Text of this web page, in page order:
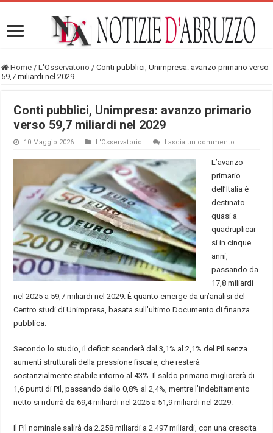
Home / L'Osservatorio / Conti pubblici, Unimpresa: avanzo primario verso
59,7 miliardi nel 2029
Conti pubblici, Unimpresa: avanzo primario
verso 59,7 miliardi nel 2029
10 Maggio 2026 L'Osservatorio Lascia un commento
L’avanzo
primario
dell’Italia è
destinato
quasi a
quadruplicar
si in cinque
anni,
passando da
17,8 miliardi
nel 2025 a 59,7 miliardi nel 2029. È quanto emerge da un’analisi del
Centro studi di Unimpresa, basata sull’ultimo Documento di finanza
pubblica.
Secondo lo studio, il deficit scenderà dal 3,1% al 2,1% del Pil senza
aumenti strutturali della pressione fiscale, che resterà
sostanzialmente stabile intorno al 43%. Il saldo primario migliorerà di
1,6 punti di Pil, passando dallo 0,8% al 2,4%, mentre l’indebitamento
netto si ridurrà da 69,4 miliardi nel 2025 a 51,9 miliardi nel 2029.
Il Pil nominale salirà da 2.258 miliardi a 2.497 miliardi, con una crescita